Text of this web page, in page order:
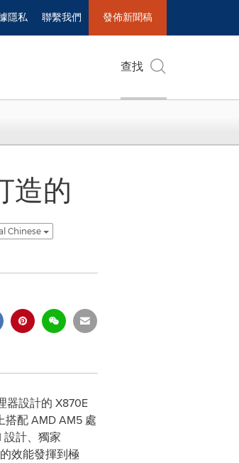
隱私 聯繫我們 發佈新聞稿
查找
造的
Chinese
器設計的 X870E
配 AMD AM5 處
設計、獨家
效能發揮到極